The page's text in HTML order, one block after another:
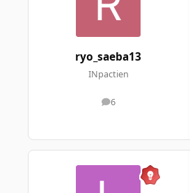
ryo_saeba13
INpactien
6
messages